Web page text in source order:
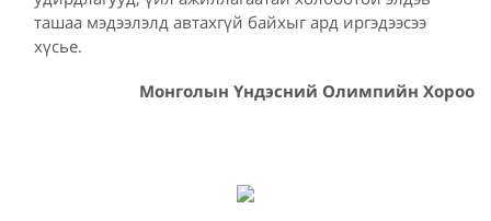
ташаа мэдээлэлд автахгүй байхыг ард иргэдээсээ
хүсье.
Монголын Үндэсний Олимпийн Хороо